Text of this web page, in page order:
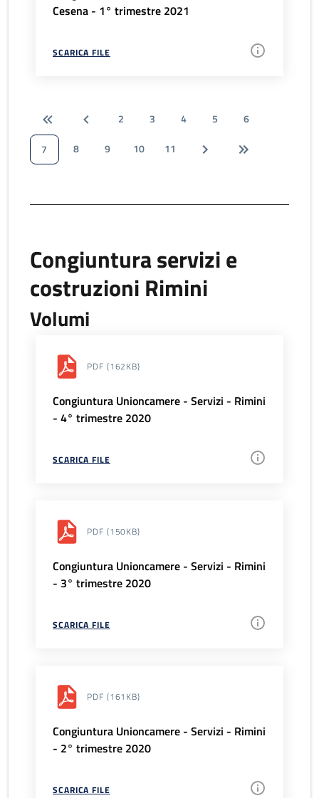
Cesena - 1° trimestre 2021
SCARICA FILE
2 3 4 5
6
7
8 9 10 11
Congiuntura servizi e
costruzioni Rimini
Volumi
PDF (162KB)
Congiuntura Unioncamere - Servizi - Rimini
- 4° trimestre 2020
SCARICA FILE
PDF (150KB)
Congiuntura Unioncamere - Servizi - Rimini
- 3° trimestre 2020
SCARICA FILE
PDF (161KB)
Congiuntura Unioncamere - Servizi - Rimini
- 2° trimestre 2020
SCARICA FILE